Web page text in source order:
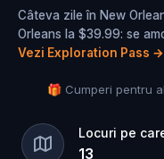
Câteva zile în New
Orleans la $39.99: se
Vezi Exploration Pass →
🎁 Cumperi pentru
Locuri pe
13